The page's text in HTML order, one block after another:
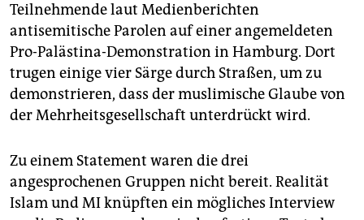
Teilnehmende laut Medienberichten
antisemitische Parolen auf einer angemeldeten
Pro-Palästina-Demonstration in Hamburg. Dort
trugen einige vier Särge durch Straßen, um zu
demonstrieren, dass der muslimische Glaube von
der Mehrheitsgesellschaft unterdrückt wird.
Zu einem Statement waren die drei
angesprochenen Gruppen nicht bereit. Realität
Islam und MI knüpften ein mögliches Interview